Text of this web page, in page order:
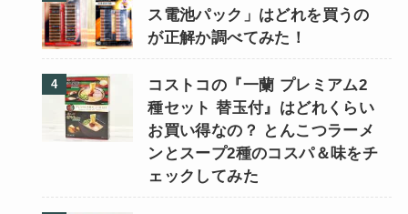
ス電池パック」はどれを買うの
が正解か調べてみた！
コストコの『一蘭 プレミアム2
種セット 替玉付』はどれくらい
お買い得なの？ とんこつラーメ
ンとスープ2種のコスパ＆味をチ
ェックしてみた